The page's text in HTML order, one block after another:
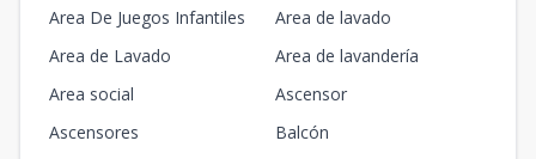
Area De Juegos Infantiles
Area de lavado
Area de Lavado
Area de lavandería
Area social
Ascensor
Ascensores
Balcón